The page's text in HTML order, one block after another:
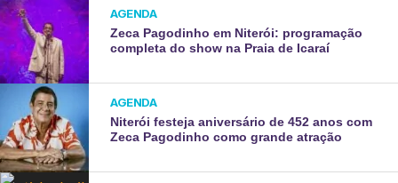
AGENDA
Zeca Pagodinho em Niterói: programação
completa do show na Praia de Icaraí
AGENDA
Niterói festeja aniversário de 452 anos com
Zeca Pagodinho como grande atração